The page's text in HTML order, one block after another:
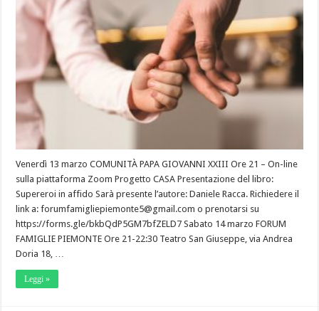
Venerdì 13 marzo COMUNITÀ PAPA GIOVANNI XXIII Ore 21 – On-line
sulla piattaforma Zoom Progetto CASA Presentazione del libro:
Supereroi in affido Sarà presente l’autore: Daniele Racca. Richiedere il
link a: forumfamigliepiemonte5@gmail.com o prenotarsi su
https://forms.gle/bkbQdP5GM7bfZELD7 Sabato 14 marzo FORUM
FAMIGLIE PIEMONTE Ore 21-22:30 Teatro San Giuseppe, via Andrea
Doria 18, …
Leggi »